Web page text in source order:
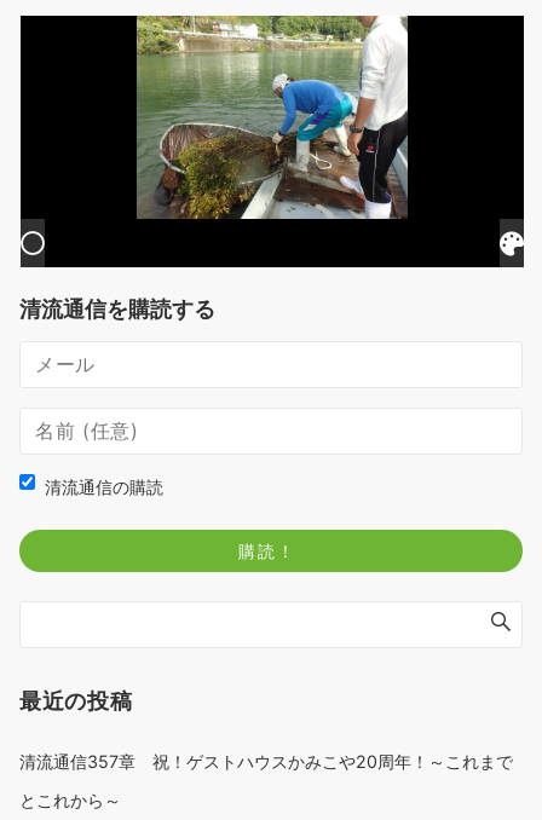
送
清流通信を購読する
清流通信の購読
最近の投稿
清流通信357章 祝！ゲストハウスかみこや20周年！～これまで
とこれから～